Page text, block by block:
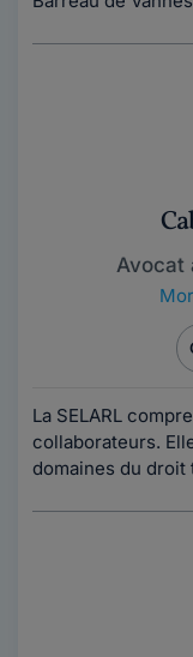
Avocat
La SELARL
collaborateurs.
domaines du